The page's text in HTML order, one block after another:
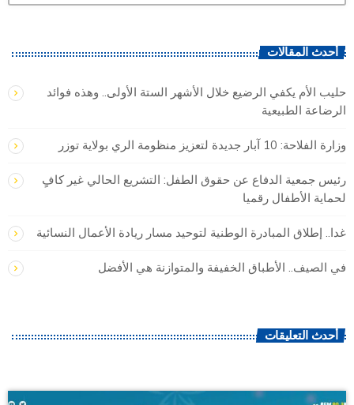
أحدث المقالات
حليب الأم يكفي الرضيع خلال الأشهر الستة الأولى.. وهذه فوائد
الرضاعة الطبيعية
وزارة الفلاحة: 10 آبار جديدة لتعزيز منظومة الري بولاية توزر
رئيس جمعية الدفاع عن حقوق الطفل: التشريع الحالي غير كافٍ
لحماية الأطفال رقميا
غدا.. إطلاق المبادرة الوطنية لتوحيد مسار ريادة الأعمال النسائية
في الصيف.. الأطباق الخفيفة والمتوازنة هي الأفضل
أحدث التعليقات